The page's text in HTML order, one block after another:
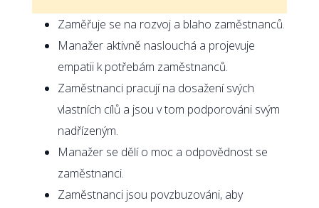
Zaměřuje se na rozvoj a blaho zaměstnanců.
Manažer aktivně naslouchá a projevuje
empatii k potřebám zaměstnanců.
Zaměstnanci pracují na dosažení svých
vlastních cílů a jsou v tom podporováni svým
nadřízeným.
Manažer se dělí o moc a odpovědnost se
zaměstnanci.
Zaměstnanci jsou povzbuzováni, aby